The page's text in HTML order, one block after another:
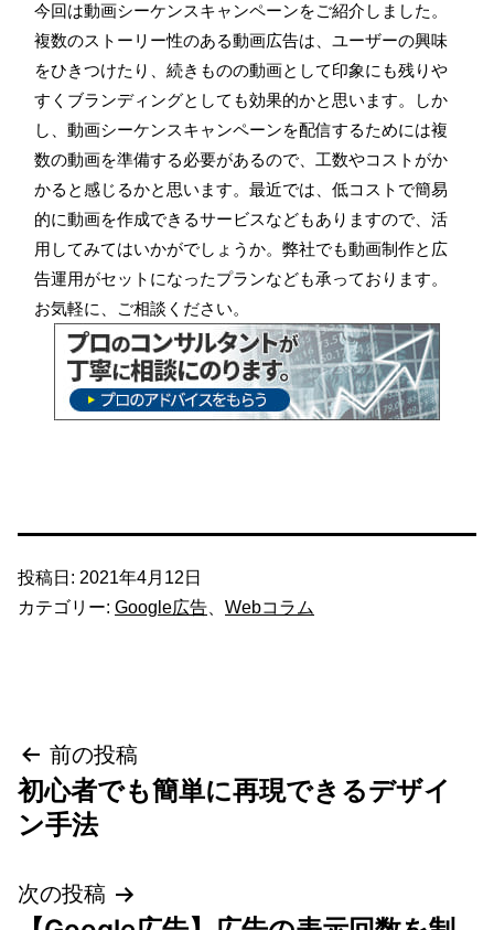
今回は動画シーケンスキャンペーンをご紹介しました。
複数のストーリー性のある動画広告は、ユーザーの興味
をひきつけたり、続きものの動画として印象にも残りや
すくブランディングとしても効果的かと思います。しか
し、動画シーケンスキャンペーンを配信するためには複
数の動画を準備する必要があるので、工数やコストがか
かると感じるかと思います。最近では、低コストで簡易
的に動画を作成できるサービスなどもありますので、活
用してみてはいかがでしょうか。弊社でも動画制作と広
告運用がセットになったプランなども承っております。
お気軽に、ご相談ください。
投稿日: 2021年4月12日
カテゴリー: Google広告 Webコラム
投
稿
ビ
前の投稿
初心者でも簡単に再現できるデザイ
ン手法
次の投稿